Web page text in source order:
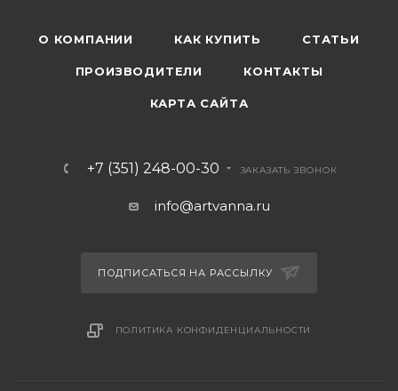
О КОМПАНИИ КАК КУПИТЬ СТАТЬИ
ПРОИЗВОДИТЕЛИ КОНТАКТЫ
КАРТА САЙТА
+7 (351) 248-00-30 ЗАКАЗАТЬ ЗВОНОК
info@artvanna.ru
ПОДПИСАТЬСЯ НА РАССЫЛКУ
ПОЛИТИКА КОНФИДЕНЦИАЛЬНОСТИ